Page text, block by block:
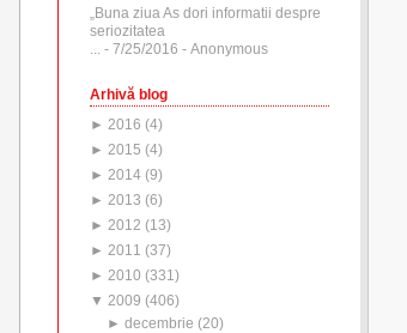
„Buna ziua As dori informatii despre
seriozitatea
... - 7/25/2016 - Anonymous
Arhivă blog
► 2016 (4)
► 2015 (4)
► 2014 (9)
► 2013 (6)
► 2012 (13)
► 2011 (37)
► 2010 (331 )
▼ 2009 (406)
►decembrie (20)